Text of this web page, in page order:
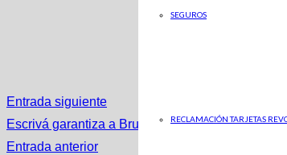
SEGUROS
RECLAMACIÓN TARJETAS
Entrada siguiente
Escrivá garantiza a Bruselas que no gastará
Entrada anterior